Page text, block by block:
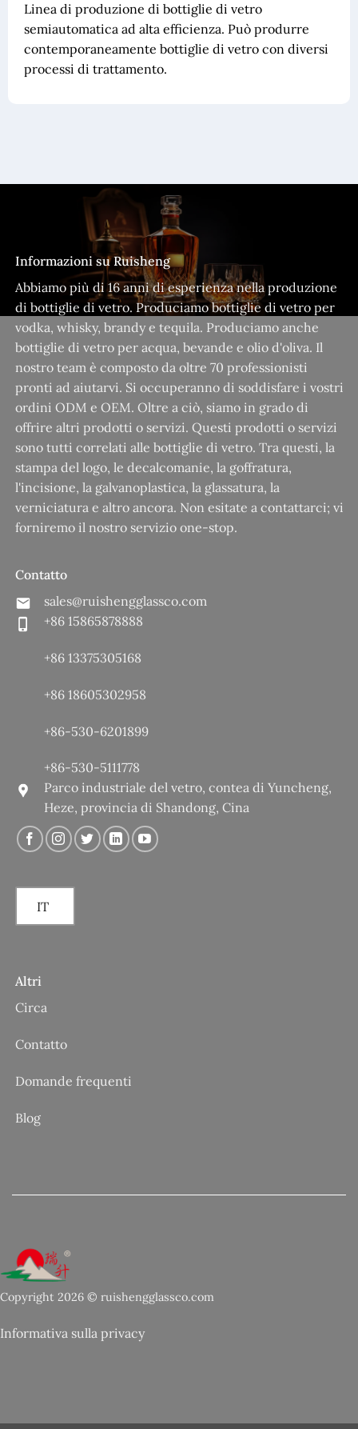
Linea di produzione di bottiglie di vetro
semiautomatica ad alta efficienza. Può produrre
contemporaneamente bottiglie di vetro con diversi
processi di trattamento.
Informazioni su Ruisheng
Abbiamo più di 16 anni di esperienza nella produzione
di bottiglie di vetro. Produciamo bottiglie di vetro per
vodka, whisky, brandy e tequila. Produciamo anche
bottiglie di vetro per acqua, bevande e olio d'oliva. Il
nostro team è composto da oltre 70 professionisti
pronti ad aiutarvi. Si occuperanno di soddisfare i vostri
ordini ODM e OEM. Oltre a ciò, siamo in grado di
offrire altri prodotti o servizi. Questi prodotti o servizi
sono tutti correlati alle bottiglie di vetro. Tra questi, la
stampa del logo, le decalcomanie, la goffratura,
l'incisione, la galvanoplastica, la glassatura, la
verniciatura e altro ancora. Non esitate a contattarci; vi
forniremo il nostro servizio one-stop.
Contatto
sales@ruishengglassco.com
+86 15865878888
+86 13375305168
+86 18605302958
+86-530-6201899
+86-530-5111778
Parco industriale del vetro, contea di Yuncheng,
Heze, provincia di Shandong, Cina
IT
Altri
Circa
Contatto
Domande frequenti
Blog
Copyright 2026 © ruishengglassco.com
Informativa sulla privacy